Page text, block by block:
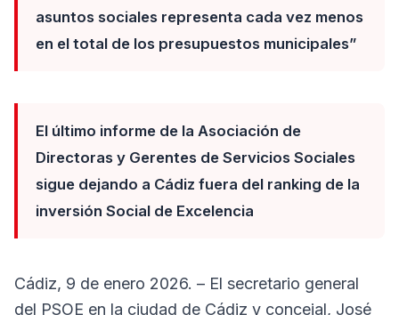
asuntos sociales representa cada vez menos
en el total de los presupuestos municipales”
El último informe de la Asociación de
Directoras y Gerentes de Servicios Sociales
sigue dejando a Cádiz fuera del ranking de la
inversión Social de Excelencia
Cádiz, 9 de enero 2026. – El secretario general
del PSOE en la ciudad de Cádiz y concejal, José